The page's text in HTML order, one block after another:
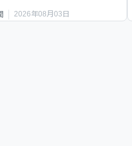
2026年08月03日